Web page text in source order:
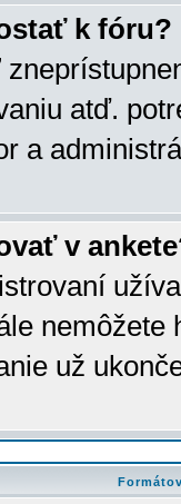
k fóru?
atď.
a
v
už